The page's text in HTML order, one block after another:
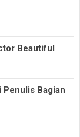
Beautiful
Penulis Bagian